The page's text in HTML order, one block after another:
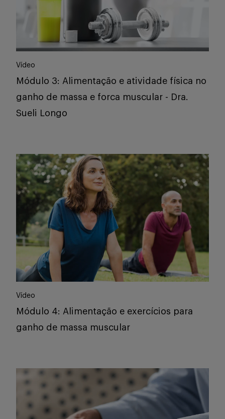
Vídeo
Módulo 3: Alimentação e atividade física no
ganho de massa e forca muscular - Dra.
Sueli Longo
Vídeo
Módulo 4: Alimentação e exercícios para
ganho de massa muscular